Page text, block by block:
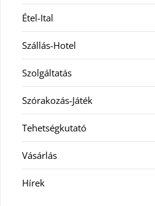
Étel-Ital
Szállás-Hotel
Szolgáltatás
Szórakozás-Játék
Tehetségkutató
Vásárlás
Hírek